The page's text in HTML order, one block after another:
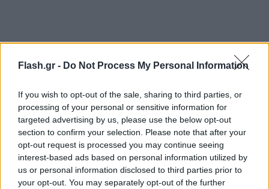
Flash.gr - Do Not Process My Personal Information
If you wish to opt-out of the sale, sharing to third parties, or
processing of your personal or sensitive information for
targeted advertising by us, please use the below opt-out
section to confirm your selection. Please note that after your
opt-out request is processed you may continue seeing
interest-based ads based on personal information utilized by
us or personal information disclosed to third parties prior to
your opt-out. You may separately opt-out of the further
Στο τραίνο επιβαίνουν 325 επιβάτες, οι οποίοι
ενημερώνονται με τακτικές ανακοινώνεις από το
προσωπικό της εταιρείας.